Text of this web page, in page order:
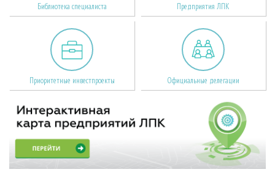
Библиотека специалиста Предприятия ЛПК
Приоритетные инвестпроекты Официальные делегации